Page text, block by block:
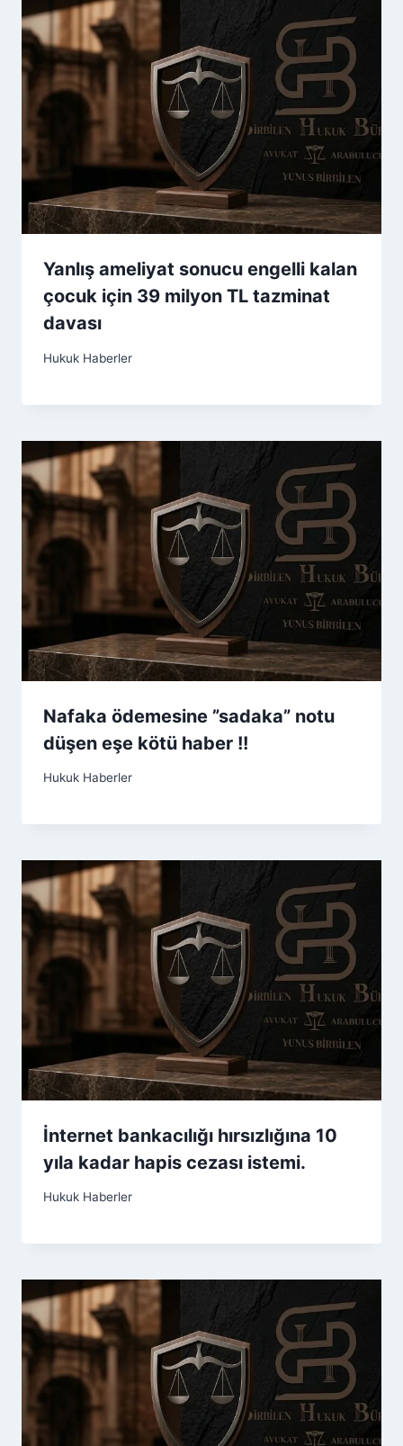
Yanlış ameliyat sonucu engelli kalan
çocuk için 39 milyon TL tazminat
davası
Hukuk Haberler
Nafaka ödemesine ”sadaka” notu
düşen eşe kötü haber !!
Hukuk Haberler
İnternet bankacılığı hırsızlığına 10
yıla kadar hapis cezası istemi.
Hukuk Haberler